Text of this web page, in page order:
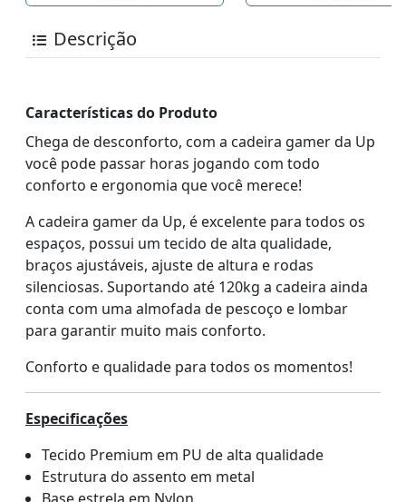
Descrição
Características do Produto
Chega de desconforto, com a cadeira gamer da Up
você pode passar horas jogando com todo
conforto e ergonomia que você merece!
A cadeira gamer da Up, é excelente para todos os
espaços, possui um tecido de alta qualidade,
braços ajustáveis, ajuste de altura e rodas
silenciosas. Suportando até 120kg a cadeira ainda
conta com uma almofada de pescoço e lombar
para garantir muito mais conforto.
Conforto e qualidade para todos os momentos!
Especificações
Tecido Premium em PU de alta qualidade
Estrutura do assento em metal
Base estrela em Nylon